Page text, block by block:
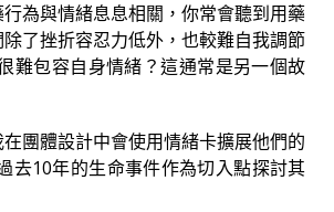
為與情緒息息相關，你常會聽到用藥
了挫折容忍力低外，也較難自我調節
難包容自身情緒？這通常是另一個故
團體設計中會使用情緒卡擴展他們的
去10年的生命事件作為切入點探討其